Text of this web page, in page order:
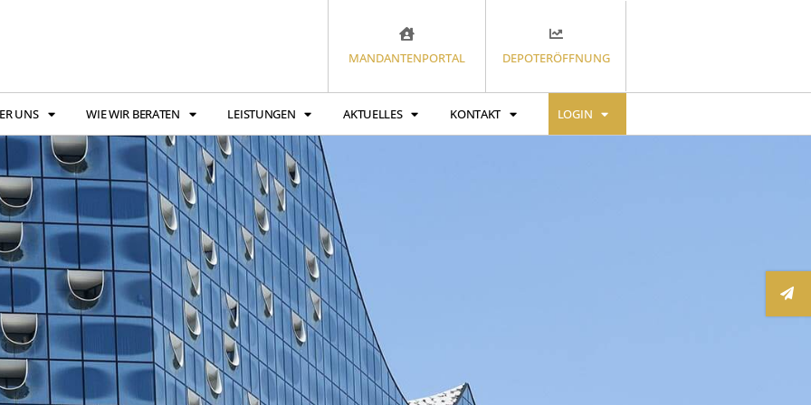
MANDANTENPORTAL DEPOTERÖFFNUNG
UNS WIE WIR BERATEN LEISTUNGEN AKTUELLES KONTAKT LOGIN